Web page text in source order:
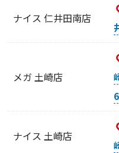
ナイス 仁井田南店
メガ 土崎店
6
ナイス 土崎店